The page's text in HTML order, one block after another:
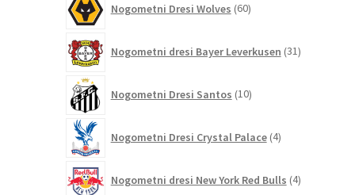
Nogometni Dresi Wolves 60izdelkov
Nogometni dresi Bayer Leverkusen 31izdelkov
Nogometni Dresi Santos 10izdelkov
Nogometni Dresi Crystal Palace 4izdelki
Nogometni dresi New York Red Bulls 4izdelki